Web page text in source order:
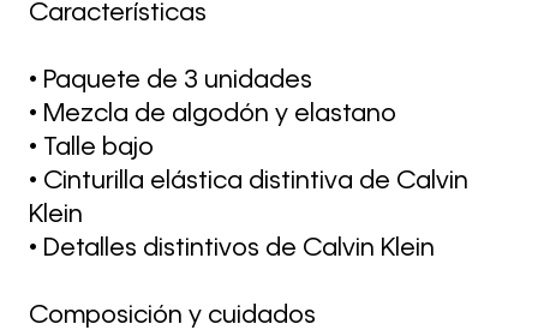
Características
• Paquete de 3 unidades
• Mezcla de algodón y elastano
• Talle bajo
• Cinturilla elástica distintiva de Calvin
Klein
• Detalles distintivos de Calvin Klein
Composición y cuidados